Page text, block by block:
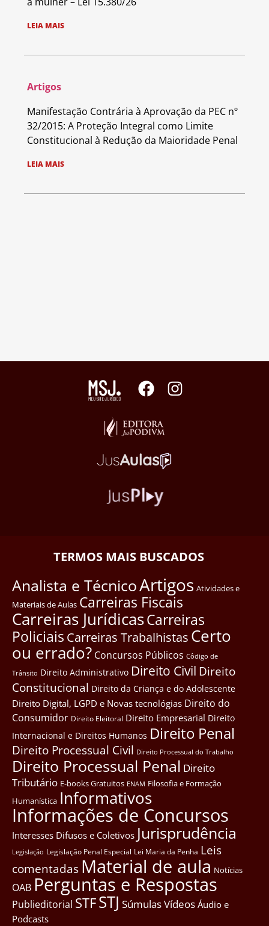
LEIA MAIS
Artigos
Manifestação Contrária à Aprovação da PEC nº
32/2015: A Proteção Integral como Limite
Constitucional à Redução da Maioridade Penal
LEIA MAIS
TERMOS MAIS BUSCADOS
Analista e TécnicoArtigos Atividades e
Materiais de Aulas Carreiras Fiscais
Carreiras JurídicasCarreiras
Policiais Carreiras Trabalhistas Certo
ou errado? Concursos Públicos Côdigo de
Trânsito Direito Administrativo Direito Civil Direito
Constitucional Direito da Criança e do Adolescente
Direito Digital, LGPD e Novas tecnológias Direito do
Consumidor Direito Eleitoral Direito Empresarial Direito
Internacional e Direitos Humanos Direito Penal
Direito Processual Civil Direito Processual do Trabalho
Direito Processual Penal Direito
Tributário E-books Gratuitos ENAM Filosofia e Formação
Humanística Informativos
Informações de Concursos
Interesses Difusos e Coletivos Jurisprudência
Legislação Legislação Penal Especial Lei Maria da Penha Leis
comentadas Material de aula Notícias
OAB Perguntas e Respostas
Publieditorial STFSTJ SúmulasVídeos Áudio e
Podcasts